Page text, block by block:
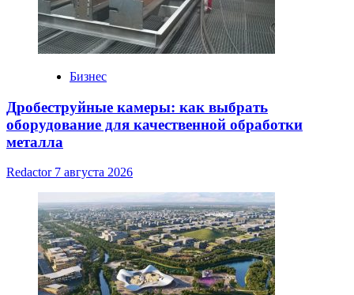
Бизнес
Дробеструйные камеры: как выбрать
оборудование для качественной обработки
металла
Redactor 7 августа 2026